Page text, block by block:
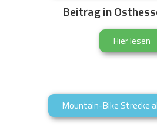
Beitrag in
Hier lesen
Mountain-Bike Strecke